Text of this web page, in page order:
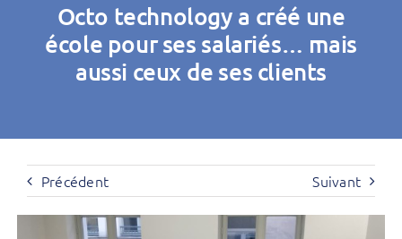
PubliezOcto technology a créé une
école pour ses salariés… mais
aussi ceux de ses clients
Précédent Suivant